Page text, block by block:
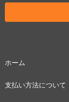
ホーム
支払い方法について